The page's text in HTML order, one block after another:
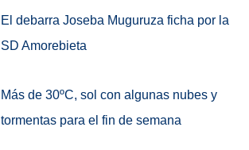
El debarra Joseba Muguruza ficha por la
SD Amorebieta
Más de 30ºC, sol con algunas nubes y
tormentas para el fin de semana